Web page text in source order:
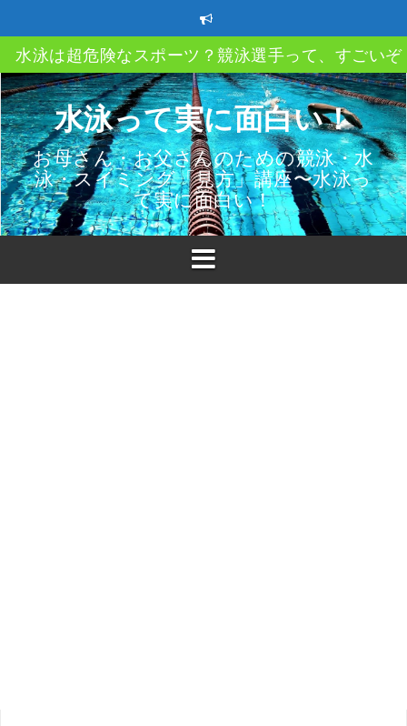
ツ
へ
ス
キ
ッ
プ
水泳は超危険なスポーツ？競泳選手って、すごいぞ
クロール、平泳ぎ、バタフライ、背泳ぎ、自分のス
イルってどうやって決める？
ストレートアーム？ハイエルボー？ってなあに？
速く泳ぐにはどうしたら良い？教えて〇〇〇
スイミングクラブ移籍時の3つのポイント
子供も親も必ず知っておきたい水泳（プール）での
故
水泳って実に面白い！
お母さん・お父さんのための競泳・水
泳・スイミング「見方」講座〜水泳っ
て実に面白い！